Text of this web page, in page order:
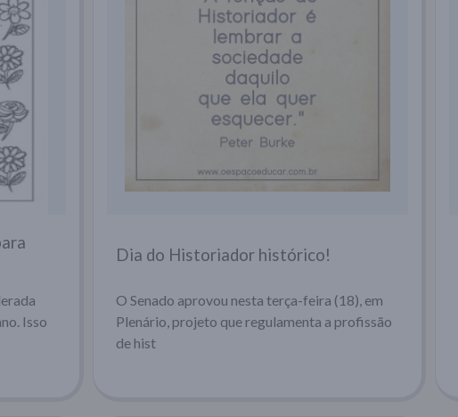
Isso
Dia do Historiador histórico!
O Senado aprovou nesta terça-feira (18), em
Plenário, projeto que regulamenta a profissão
de hist